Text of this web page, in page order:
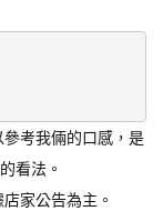
考我倆的口感，是
看法。
家公告為主。